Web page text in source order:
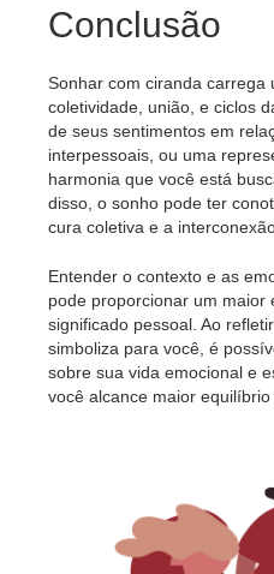
Conclusão
Sonhar com ciranda carrega
coletividade, união, e ciclos
de seus sentimentos em
interpessoais, ou uma
harmonia que você está
disso, o sonho pode ter
cura coletiva e a
Entender o contexto e as
pode proporcionar um maior
significado pessoal. Ao
simboliza para você, é
sobre sua vida emocional e
você alcance maior